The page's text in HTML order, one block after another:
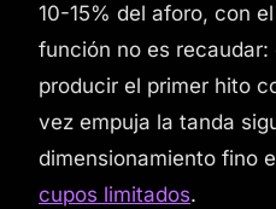
10-15% del aforo, con
función no es recaudar:
producir el primer hito
vez empuja la tanda
dimensionamiento fino
cupos limitados.